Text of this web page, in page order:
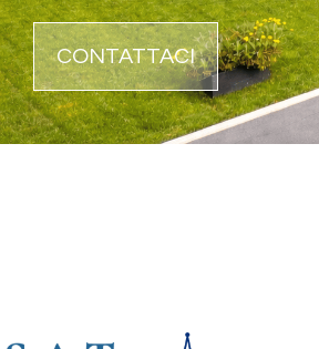
CONTATTACI